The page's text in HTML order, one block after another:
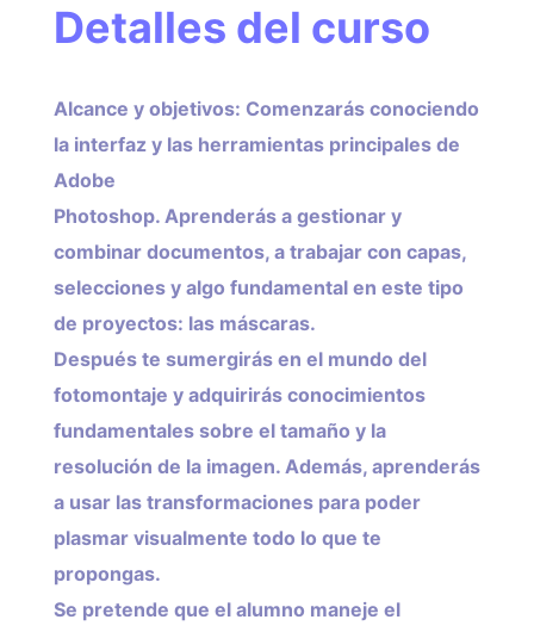
Detalles del curso
Alcance y objetivos: Comenzarás conociendo
la interfaz y las herramientas principales de
Adobe
Photoshop. Aprenderás a gestionar y
combinar documentos, a trabajar con capas,
selecciones y algo fundamental en este tipo
de proyectos: las máscaras.
Después te sumergirás en el mundo del
fotomontaje y adquirirás conocimientos
fundamentales sobre el tamaño y la
resolución de la imagen. Además, aprenderás
a usar las transformaciones para poder
plasmar visualmente todo lo que te
propongas.
Se pretende que el alumno maneje el